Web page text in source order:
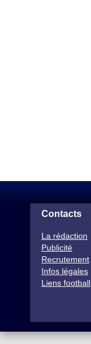
Contacts
La rédaction
Publicité
Recrutement
Infos légales
Liens football